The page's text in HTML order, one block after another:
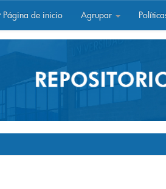
Página de inicio Agrupar